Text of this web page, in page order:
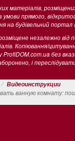
матеріалів,
прямого,
на будівельний портал
незалежно від
Копіювання/
ProfiDOM.com.ua без
і
Видеоинструкции
ванную комнату: